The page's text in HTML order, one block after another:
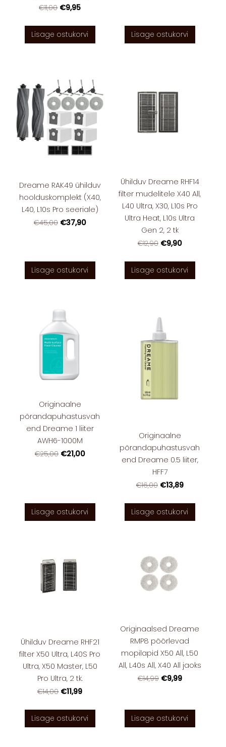
€11,00 €9,95
Lisage ostukorvi Lisage ostukorvi
Dreame RAK49 ühilduv
hoolduskomplekt (X40,
L40, L10s Pro seeriale)
€45,00 €37,90
Lisage ostukorvi
Ühilduv Dreame RHF14
filter mudelitele X40 All,
L40 Ultra, X30, L10s Pro
Ultra Heat, L10s Ultra
Gen 2, 2 tk
€12,90 €9,90
Lisage ostukorvi
Originaalne
põrandapuhastusvah
end Dreame 1 liiter
AWH6-1000M
€25,00 €21,00
Lisage ostukorvi
Originaalne
põrandapuhastusvah
end Dreame 0.5 liiter,
HFF7
€16,00 €13,89
Lisage ostukorvi
Ühilduv Dreame RHF21
filter X50 Ultra, L40S Pro
Ultra, X50 Master, L50
Pro Ultra, 2 tk.
€14,00 €11,99
Lisage ostukorvi
Originaalsed Dreame
RMP8 pöörlevad
mopilapid X50 All, L50
All, L40s All, X40 All jaoks
€14,99 €9,99
Lisage ostukorvi